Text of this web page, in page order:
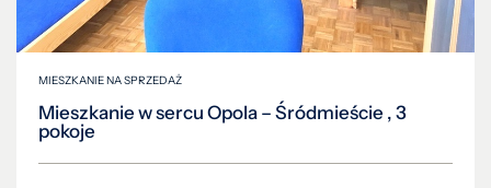
MIESZKANIE NA SPRZEDAŻ
Mieszkanie w sercu Opola – Śródmieście , 3
pokoje